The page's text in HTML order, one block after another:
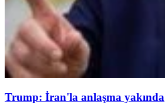
Trump: İran'la anlaşma yakında